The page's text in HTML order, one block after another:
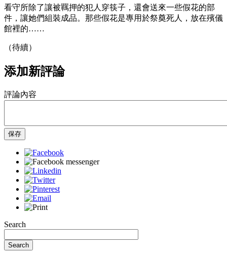
看守所除了讓被羈押的犯人穿筷子，還會送來一些假花的部
件，讓她們組裝成品。那些假花是專用於祭奠死人，放在殯儀
館裡的……
（待續）
添加新評論
評論內容
保存
Search
Search